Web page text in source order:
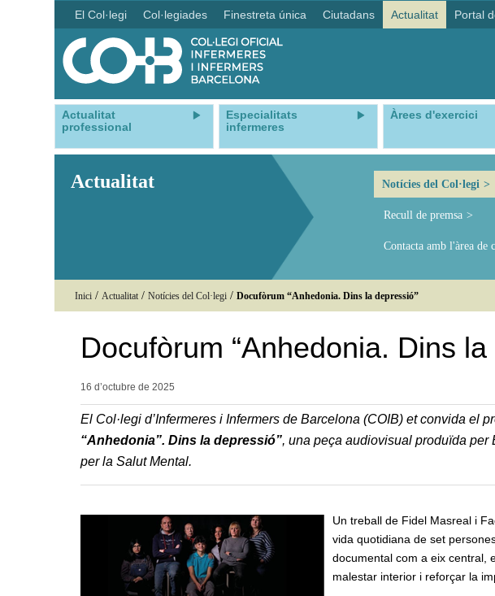
El Col·legi Col·legiades Finestreta única Ciutadans Actualitat Portal
Actualitat
professional
Especialitats
infermeres
Àrees d'exercici
Actualitat Notícies del Col·legi
Recull de premsa
Contacta amb l'àrea de
Inici / Actualitat / Notícies del Col·legi / Docufòrum “Anhedonia. Dins la depressió”
Docufòrum “Anhedonia. Dins la
16 d’octubre de 2025
El Col·legi d’Infermeres i Infermers de Barcelona (COIB) et convida el
“Anhedonia”. Dins la depressió”, una peça audiovisual produïda per
per la Salut Mental.
Un treball de Fidel Masreal i
vida quotidiana de set
documental com a eix central,
malestar interior i reforçar la